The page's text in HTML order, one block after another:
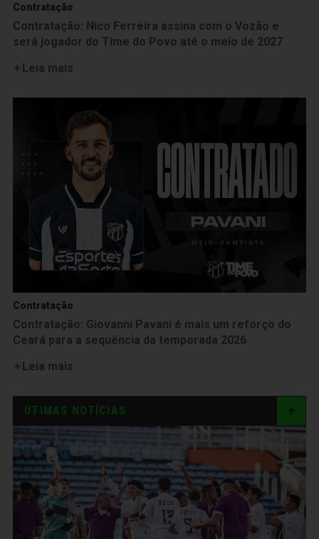
Contratação
Contratação: Nico Ferreira assina com o Vozão e
será jogador do Time do Povo até o meio de 2027
Leia mais
Contratação
Contratação: Giovanni Pavani é mais um reforço do
Ceará para a sequência da temporada 2026
Leia mais
ÚTIMAS NOTÍCIAS